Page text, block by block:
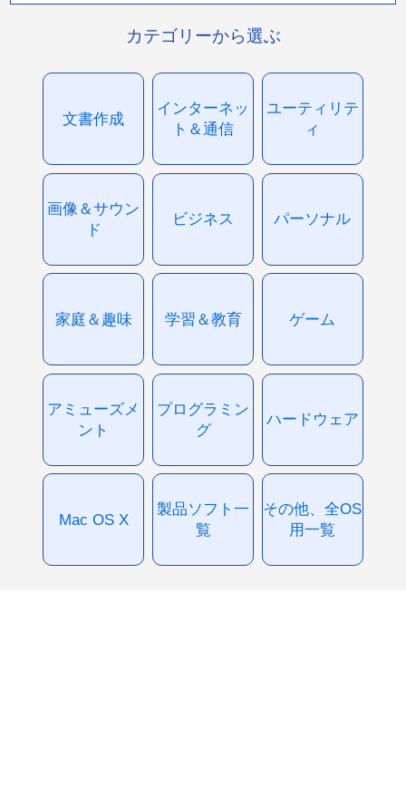
カテゴリーから選ぶ
文書作成
インターネッ
ト＆通信
ユーティリテ
ィ
画像＆サウン
ド
ビジネス パーソナル
家庭＆趣味 学習＆教育 ゲーム
アミューズメ
ント
プログラミン
グ
ハードウェア
Mac OS X
製品ソフト一
覧
その他、全OS
用一覧